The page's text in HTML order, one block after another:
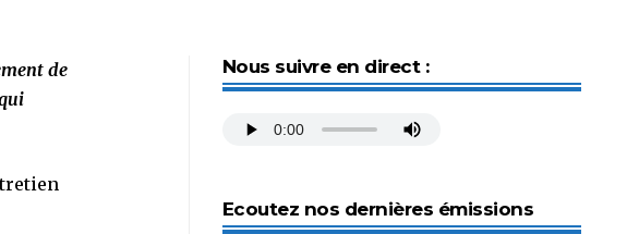
de
Nous suivre en direct :
Ecoutez nos dernières émissions